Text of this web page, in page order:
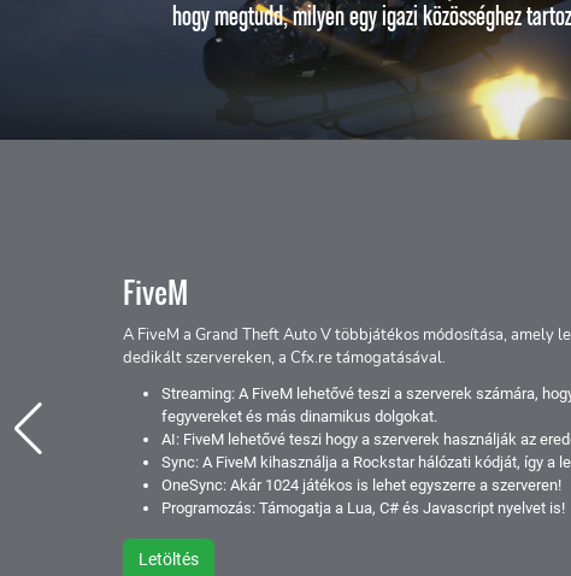
hogy megtudd, milyen egy igazi közösséghez
FiveM
A FiveM a Grand Theft Auto V többjátékos módosítása, amely
dedikált szervereken, a Cfx.re támogatásával.
Streaming: A FiveM lehetővé teszi a szerverek számára,
fegyvereket és más dinamikus dolgokat.
AI: FiveM lehetővé teszi hogy a szerverek használják az
Sync: A FiveM kihasználja a Rockstar hálózati kódját, így a
OneSync: Akár 1024 játékos is lehet egyszerre a szerveren!
Programozás: Támogatja a Lua, C# és Javascript nyelvet is!
Letöltés